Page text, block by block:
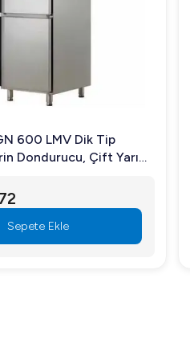
600 LMV Dik Tip
Dondurucu, Çift Yarım
Sepete Ekle